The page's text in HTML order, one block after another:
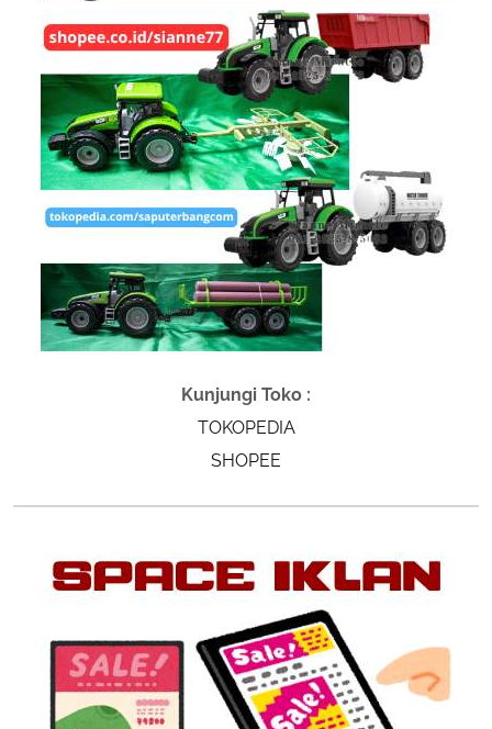
Kunjungi Toko :
TOKOPEDIA
SHOPEE